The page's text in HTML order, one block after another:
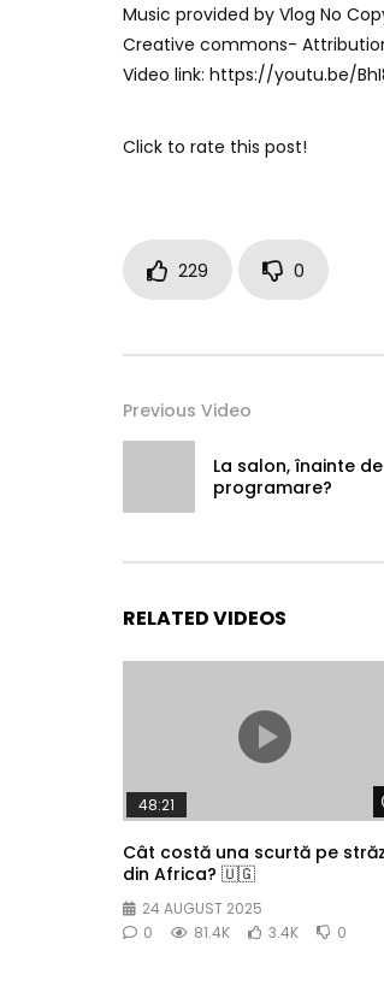
Music provided by Vlog No
Creative commons-
Video link: https://youtu.be/
Click to rate this post!
229 0
Previous Video
La salon, înainte
programare?
RELATED VIDEOS
48:21
Cât costă una scurtă pe
din Africa? 🇺🇬
24 AUGUST 2025
0
81.4K 3.4K 0